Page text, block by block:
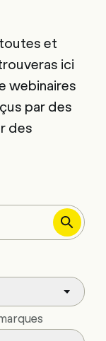
et
ici
webinaires
par des
des